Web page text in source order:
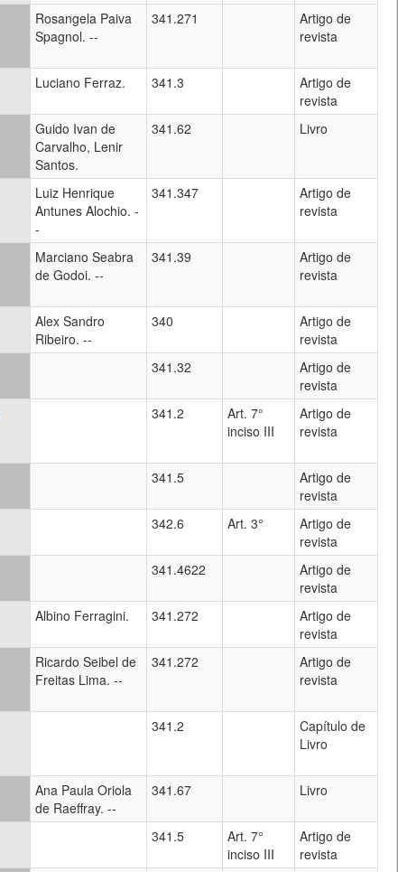
Rosangela Paiva
Spagnol. --
341.271
Artigo de
revista
Luciano Ferraz. 341.3
Artigo de
revista
Guido Ivan de
Carvalho, Lenir
Santos.
341.62 Livro
Luiz Henrique
Antunes Alochio. -
-
341.347
Artigo de
revista
Marciano Seabra
de Godoi. --
341.39
Artigo de
revista
Alex Sandro
Ribeiro. --
340
Artigo de
revista
341.32
Artigo de
revista
341.2
Art. 7°
inciso III
Artigo de
revista
341.5
Artigo de
revista
342.6 Art. 3°
Artigo de
revista
341.4622
Artigo de
revista
Albino Ferragini. 341.272
Artigo de
revista
Ricardo Seibel de
Freitas Lima. --
341.272
Artigo de
revista
341.2
Capítulo de
Livro
Ana Paula Oriola
de Raeffray. --
341.67 Livro
341.5
Art. 7°
inciso III
Artigo de
revista